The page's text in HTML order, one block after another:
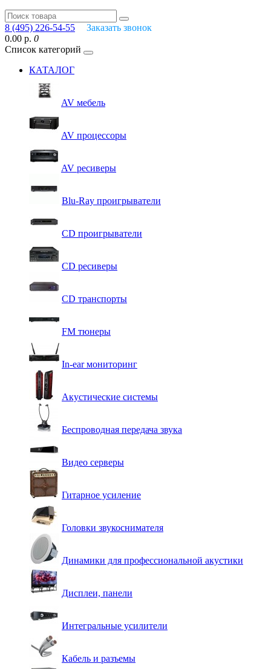
8 (495) 226-54-55
Заказать звонок
0.00 р. 0
Список категорий
КАТАЛОГ
AV мебель
AV процессоры
AV ресиверы
Blu-Ray проигрыватели
CD проигрыватели
CD ресиверы
CD транспорты
FM тюнеры
In-ear мониторинг
Акустические системы
Беспроводная передача звука
Видео серверы
Гитарное усиление
Головки звукоснимателя
Динамики для профессиональной акустики
Дисплеи, панели
Интегральные усилители
Кабель и разъемы